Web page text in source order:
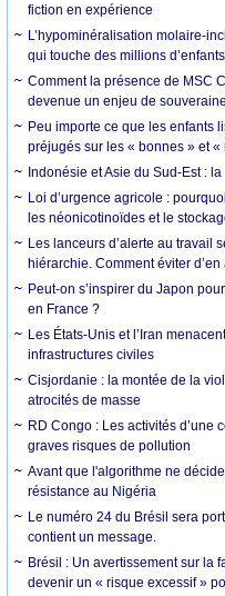
fiction en expérience
L’hypominéralisation molaire-
qui touche des millions d’enfants
Comment la présence de MSC
devenue un enjeu de
Peu importe ce que les enfants
préjugés sur les « bonnes » et
Indonésie et Asie du Sud-Est :
Loi d’urgence agricole :
les néonicotinoïdes et le
Les lanceurs d’alerte au travail
hiérarchie. Comment éviter
Peut-on s’inspirer du Japon
en France ?
Les États-Unis et l’Iran
infrastructures civiles
Cisjordanie : la montée de la
atrocités de masse
RD Congo : Les activités d’une
graves risques de pollution
Avant que l'algorithme ne
résistance au Nigéria
Le numéro 24 du Brésil sera
contient un message.
Brésil : Un avertissement sur la
devenir un « risque excessif »